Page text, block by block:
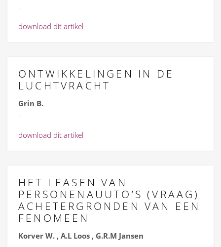
.
download dit artikel
ONTWIKKELINGEN IN DE
LUCHTVRACHT
Grin B.
.
download dit artikel
HET LEASEN VAN
PERSONENAUUTO’S (VRAAG)
ACHETERGRONDEN VAN EEN
FENOMEEN
Korver W. , A.L Loos , G.R.M Jansen